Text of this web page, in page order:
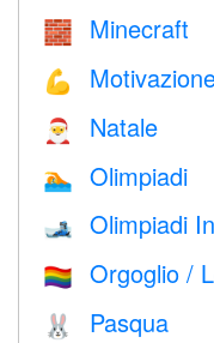
🧱 Minecraft
💪
🎅 Natale
🏊 Olimpiadi
🎿 Olimpiadi
🏳️‍🌈 Orgoglio /
🐰 Pasqua